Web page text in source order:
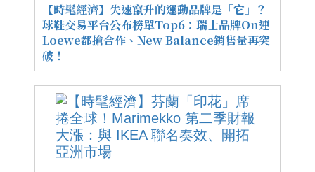
【時髦經濟】失速竄升的運動品牌是「它」？
球鞋交易平台公布榜單Top6：瑞士品牌On連
Loewe都搶合作、New Balance銷售量再突
破！